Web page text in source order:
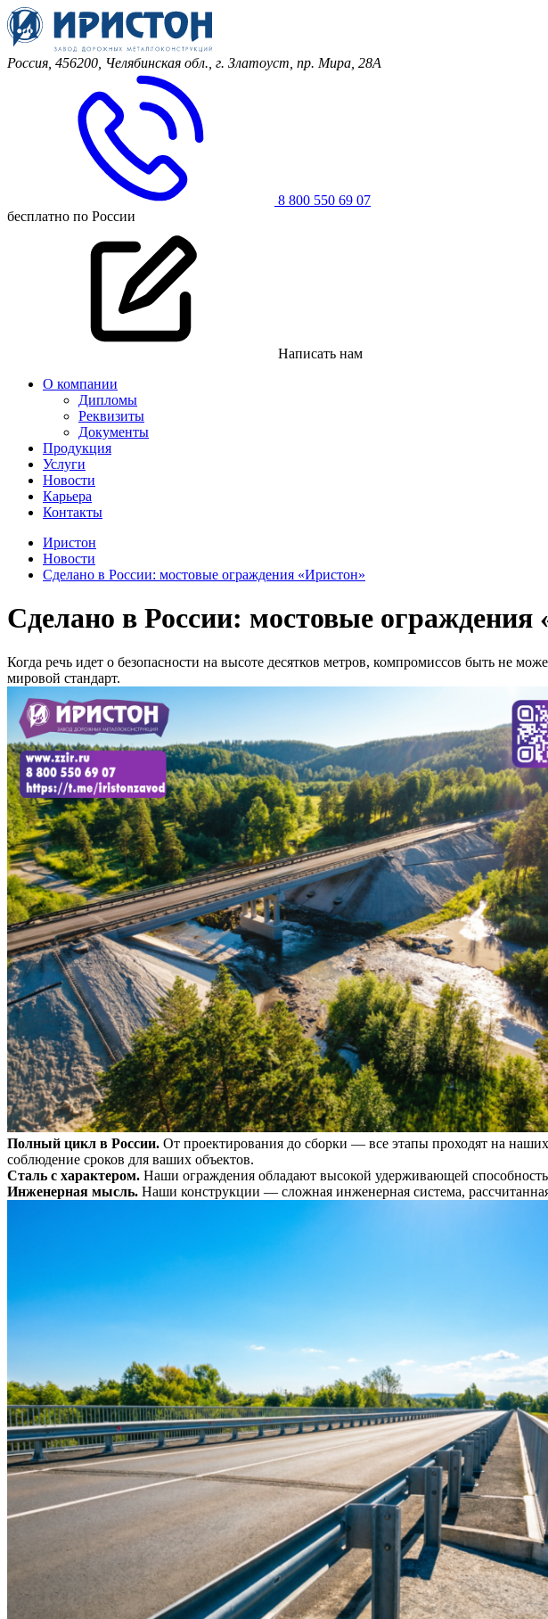
Россия, 456200, Челябинская обл., г. Златоуст, пр. Мира, 28А
8 800 550 69 07
бесплатно по России
Написать нам
О компании
Дипломы
Реквизиты
Документы
Продукция
Услуги
Новости
Карьера
Контакты
Иристон
Новости
Сделано в России: мостовые ограждения «Иристон»
Сделано в России: мостовые ограждения
Когда речь идет о безопасности на высоте десятков метров, компромиссов быть не
мировой стандарт.
Полный цикл в России. От проектирования до сборки — все этапы проходят на
соблюдение сроков для ваших объектов.
Сталь с характером. Наши ограждения обладают высокой удерживающей
Инженерная мысль. Наши конструкции — сложная инженерная система,